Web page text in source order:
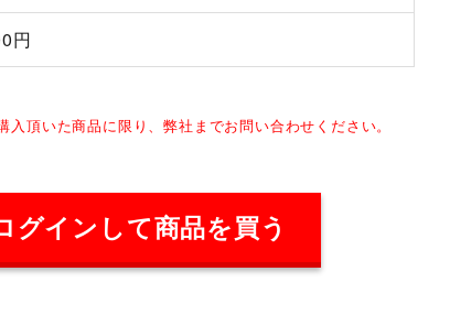
円
頂いた商品に限り、弊社までお問い合わせください。
グインして商品を買う